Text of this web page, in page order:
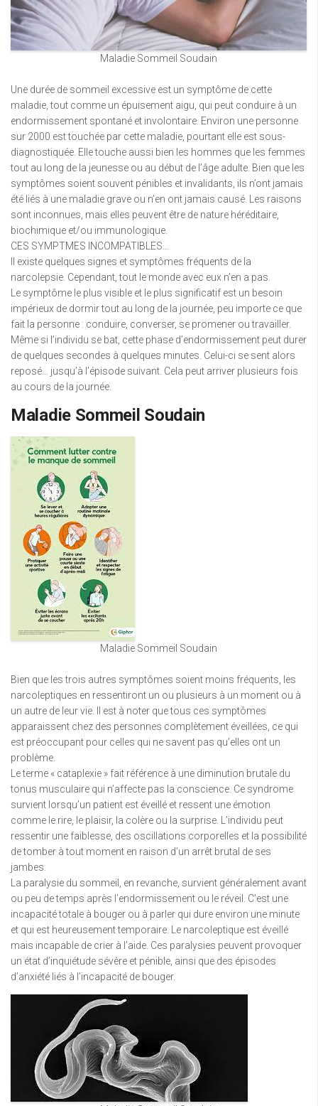
Maladie Sommeil Soudain
Une durée de sommeil excessive est un symptôme de cette
maladie, tout comme un épuisement aigu, qui peut conduire à un
endormissement spontané et involontaire. Environ une personne
sur 2000 est touchée par cette maladie, pourtant elle est sous-
diagnostiquée. Elle touche aussi bien les hommes que les femmes
tout au long de la jeunesse ou au début de l’âge adulte. Bien que les
symptômes soient souvent pénibles et invalidants, ils n’ont jamais
été liés à une maladie grave ou n’en ont jamais causé. Les raisons
sont inconnues, mais elles peuvent être de nature héréditaire,
biochimique et/ou immunologique.
CES SYMPTMES INCOMPATIBLES…
Il existe quelques signes et symptômes fréquents de la
narcolepsie. Cependant, tout le monde avec eux n’en a pas.
Le symptôme le plus visible et le plus significatif est un besoin
impérieux de dormir tout au long de la journée, peu importe ce que
fait la personne : conduire, converser, se promener ou travailler.
Même si l’individu se bat, cette phase d’endormissement peut durer
de quelques secondes à quelques minutes. Celui-ci se sent alors
reposé… jusqu’à l’épisode suivant. Cela peut arriver plusieurs fois
au cours de la journée.
Maladie Sommeil Soudain
Maladie Sommeil Soudain
Bien que les trois autres symptômes soient moins fréquents, les
narcoleptiques en ressentiront un ou plusieurs à un moment ou à
un autre de leur vie. Il est à noter que tous ces symptômes
apparaissent chez des personnes complètement éveillées, ce qui
est préoccupant pour celles qui ne savent pas qu’elles ont un
problème.
Le terme « cataplexie » fait référence à une diminution brutale du
tonus musculaire qui n’affecte pas la conscience. Ce syndrome
survient lorsqu’un patient est éveillé et ressent une émotion
comme le rire, le plaisir, la colère ou la surprise. L’individu peut
ressentir une faiblesse, des oscillations corporelles et la possibilité
de tomber à tout moment en raison d’un arrêt brutal de ses
jambes.
La paralysie du sommeil, en revanche, survient généralement avant
ou peu de temps après l’endormissement ou le réveil. C’est une
incapacité totale à bouger ou à parler qui dure environ une minute
et qui est heureusement temporaire. Le narcoleptique est éveillé
mais incapable de crier à l’aide. Ces paralysies peuvent provoquer
un état d’inquiétude sévère et pénible, ainsi que des épisodes
d’anxiété liés à l’incapacité de bouger.